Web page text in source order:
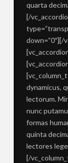
quarta
[/
down=”0″][/
dynamicus,
lectorum.
nunc
formas
quinta
lectores
[/